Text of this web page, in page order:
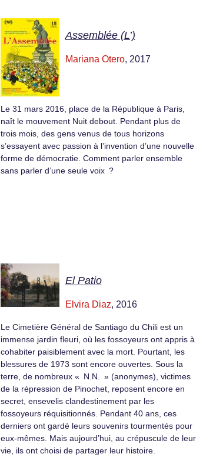
Assemblée (L’)
Mariana Otero, 2017
Le 31 mars 2016, place de la République à Paris,
naît le mouvement Nuit debout. Pendant plus de
trois mois, des gens venus de tous horizons
s’essayent avec passion à l’invention d’une nouvelle
forme de démocratie. Comment parler ensemble
sans parler d’une seule voix ?
El Patio
Elvira Diaz, 2016
Le Cimetière Général de Santiago du Chili est un
immense jardin fleuri, où les fossoyeurs ont appris à
cohabiter paisiblement avec la mort. Pourtant, les
blessures de 1973 sont encore ouvertes. Sous la
terre, de nombreux « N.N. » (anonymes), victimes
de la répression de Pinochet, reposent encore en
secret, ensevelis clandestinement par les
fossoyeurs réquisitionnés. Pendant 40 ans, ces
derniers ont gardé leurs souvenirs tourmentés pour
eux-mêmes. Mais aujourd’hui, au crépuscule de leur
vie, ils ont choisi de partager leur histoire.